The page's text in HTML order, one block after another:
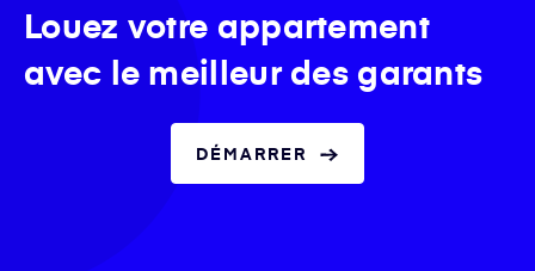
Louez votre appartement
avec le meilleur des garants
DÉMARRER